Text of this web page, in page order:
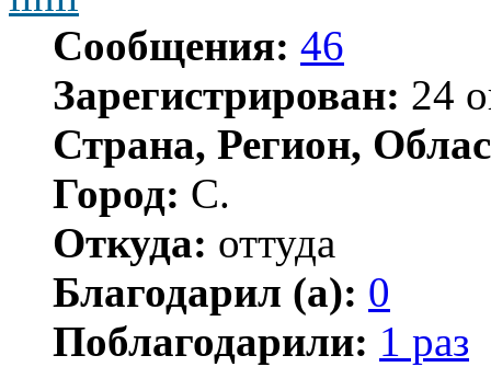
Сообщения: 46
Зарегистрирован: 24
Страна, Регион,
Город: С.
Откуда: оттуда
Благодарил (а): 0
Поблагодарили: 1 раз